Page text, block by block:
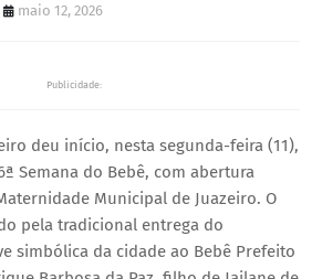
maio 12, 2026
Publicidade:
deu início, nesta segunda-feira (11),
Semana do Bebê, com abertura
Municipal de Juazeiro. O
pela tradicional entrega do
simbólica da cidade ao Bebê Prefeito